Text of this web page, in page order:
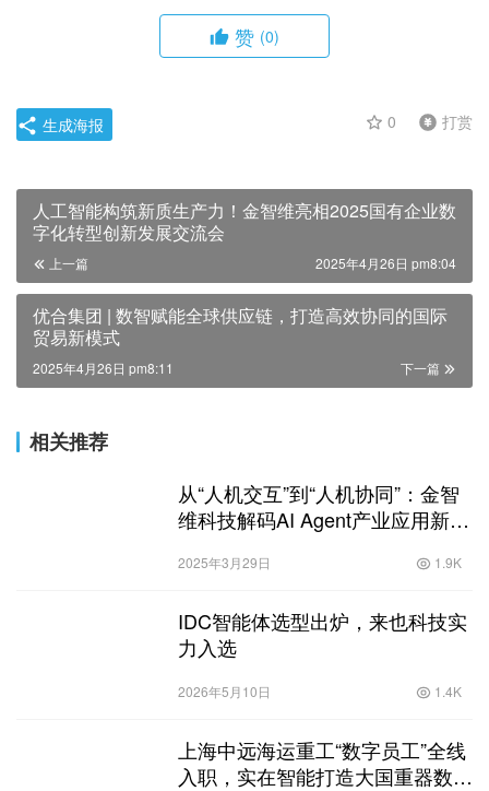
赞 (0)
0 打赏
生成海报
人工智能构筑新质生产力！金智维亮相2025国有企业数
字化转型创新发展交流会
上一篇 2025年4月26日 pm8:04
优合集团 | 数智赋能全球供应链，打造高效协同的国际
贸易新模式
下一篇
2025年4月26日 pm8:11
相关推荐
从“人机交互”到“人机协同”：金智
维科技解码AI Agent产业应用新范
2025年3月29日 1.9K
IDC智能体选型出炉，来也科技实
力入选
2026年5月10日 1.4K
上海中远海运重工“数字员工”全线
入职，实在智能打造大国重器数智